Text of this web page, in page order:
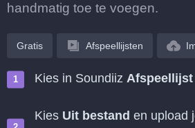
handmatig toe te voegen.
Gratis Afspeellijsten
Kies in Soundiiz
Kies Uit bestand en upload